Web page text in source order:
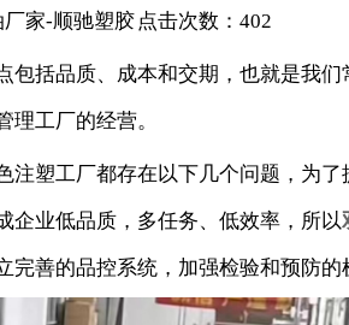
家-顺驰塑胶 点击次数： 402
包括品质、成本和交期，也就是我们
理工厂的经营。
注塑工厂都存在以下几个问题，为
企业低品质，多任务、低效率，所以
完善的品控系统，加强检验和预防的